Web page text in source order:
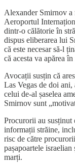
Alexander Smirnov a
Aeroportul
dintr-o călătorie în
dispus eliberarea lui
că este necesar să-l
că acesta va apărea în
Avocații susțin că
Las Vegas de doi
celui de-al șaselea
Smirnov sunt
Procurorii au susținut
informații străine,
risc de către
pașapoartele
marți.